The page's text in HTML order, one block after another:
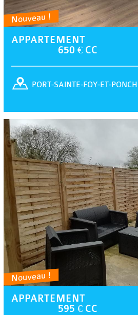
Nouveau !
APPARTEMENT
650 € CC
PORT-SAINTE-FOY-ET-
Nouveau !
APPARTEMENT
595 € CC